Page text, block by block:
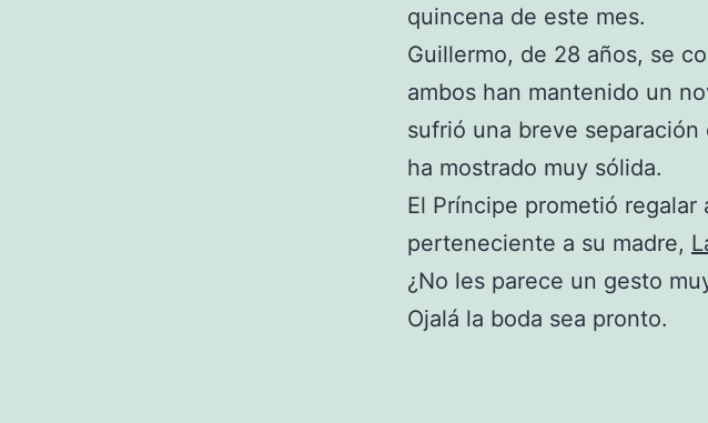
quincena de este mes.
Guillermo, de 28 años, se
ambos han mantenido un
sufrió una breve
ha mostrado muy sólida.
El Príncipe prometió
perteneciente a su madre,
¿No les parece un gesto
Ojalá la boda sea pronto.